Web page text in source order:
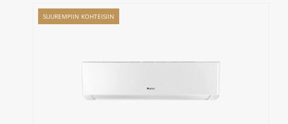
SUUREMPIIN KOHTEISIIN